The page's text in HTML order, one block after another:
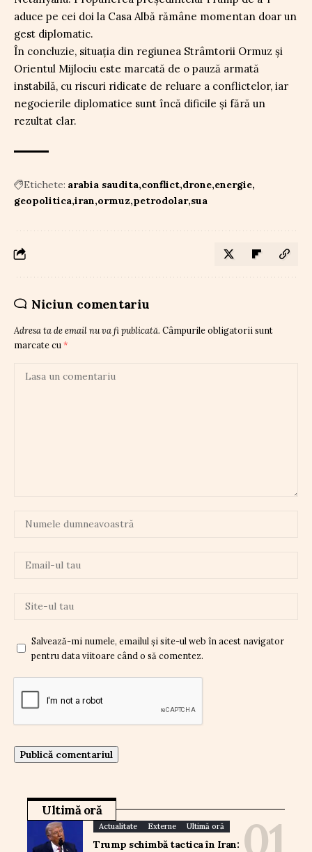
aduce pe cei doi la Casa Albă rămâne momentan doar un
gest diplomatic.
În concluzie, situația din regiunea Strâmtorii Ormuz și
Orientul Mijlociu este marcată de o pauză armată
instabilă, cu riscuri ridicate de reluare a conflictelor, iar
negocierile diplomatice sunt încă dificile și fără un
rezultat clar.
Etichete: arabia saudita conflict drone energie
geopolitica iran ormuz petrodolar sua
Niciun comentariu
Adresa ta de email nu va fi publicată. Câmpurile obligatorii sunt
marcate cu *
Salvează-mi numele, emailul și site-ul web în acest navigator
pentru data viitoare când o să comentez.
Ultimă oră
Actualitate Externe Ultimă oră
Trump schimbă tactica în Iran: